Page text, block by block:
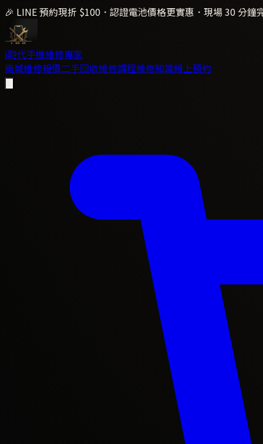
🎉 LINE 預約現折 $100．認證電池價格更實惠．現場 30 分鐘
i時代手機維修專家
商城維修報價二手回收維修課程維修知識線上預約